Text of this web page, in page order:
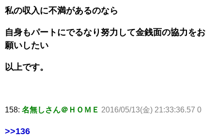
私の収入に不満があるのなら
自身もパートにでるなり努力して金銭面の協力をお
願いしたい
以上です。
158: 名無しさん＠ＨＯＭＥ 2016/05/13(金) 21:33:36.57 0
>>136